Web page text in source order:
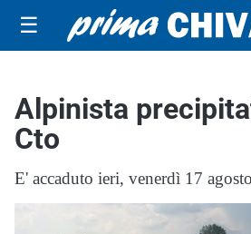
☰
Alpinista
Cto
E' accaduto ieri, venerdì 17